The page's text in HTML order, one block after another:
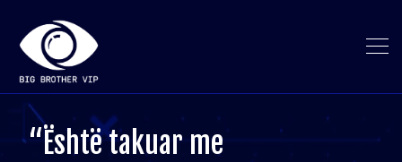
“Është takuar me